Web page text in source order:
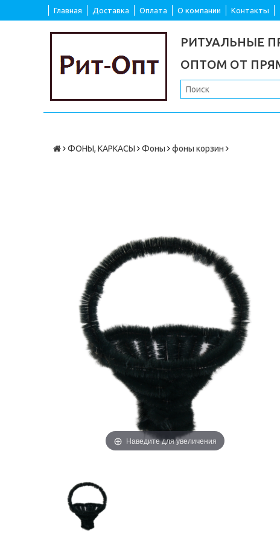
Главная Доставка Оплата О компании Контакты
РИТУАЛЬНЫЕ
ОПТОМ ОТ
ФОНЫ, КАРКАСЫ Фоны фоны корзин
Наведите для увеличения